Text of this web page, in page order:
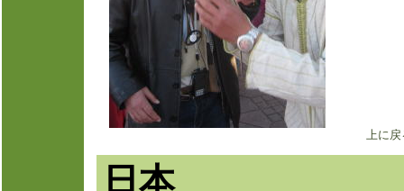
上に戻
日本